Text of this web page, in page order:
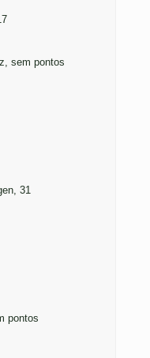
sem pontos
31
pontos